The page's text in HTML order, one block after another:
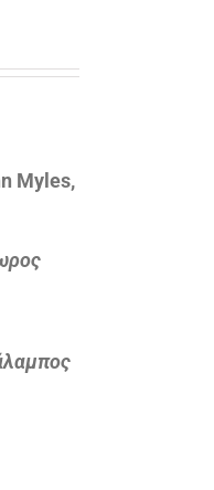
Myles,